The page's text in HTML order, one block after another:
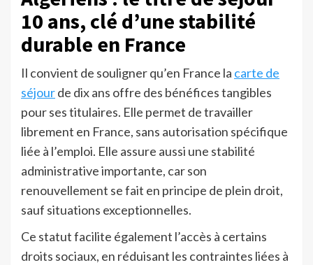
10 ans, clé d’une stabilité
durable en France
Il convient de souligner qu’en France la carte de
séjourde dix ans offre des bénéfices tangibles
pour ses titulaires. Elle permet de travailler
librement en France, sans autorisation spécifique
liée à l’emploi. Elle assure aussi une stabilité
administrative importante, car son
renouvellement se fait en principe de plein droit,
sauf situations exceptionnelles.
Ce statut facilite également l’accès à certains
droits sociaux, en réduisant les contraintes liées à